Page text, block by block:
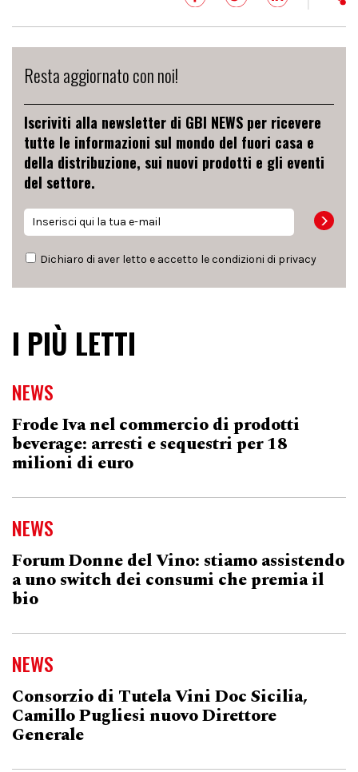
Resta aggiornato con noi!
Iscriviti alla newsletter di GBI NEWS per ricevere
tutte le informazioni sul mondo del fuori casa e
della distribuzione, sui nuovi prodotti e gli eventi
del settore.
Dichiaro di aver letto e accetto le condizioni di privacy
I PIÙ LETTI
NEWS
Frode Iva nel commercio di prodotti
beverage: arresti e sequestri per 18
milioni di euro
NEWS
Forum Donne del Vino: stiamo assistendo
a uno switch dei consumi che premia il
bio
NEWS
Consorzio di Tutela Vini Doc Sicilia,
Camillo Pugliesi nuovo Direttore
Generale